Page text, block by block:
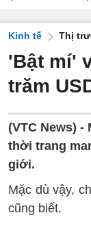
Kinh tế Thị
'Bật mí'
trăm
(VTC News) -
thời trang
giới.
Mặc dù vậy,
cũng biết.